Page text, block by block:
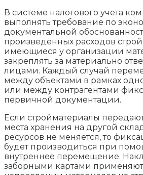
В системе налогового учета
выполнять требование по
документальной
произведенных расходов
имеющиеся у организации
закреплять за материально
лицами. Каждый случай
между объектами в рамках
или между контрагентами
первичной документации.
Если стройматериалы
места хранения на другой
ресурсов не меняется, то
будет производиться при
внутреннее перемещение.
заборными картами